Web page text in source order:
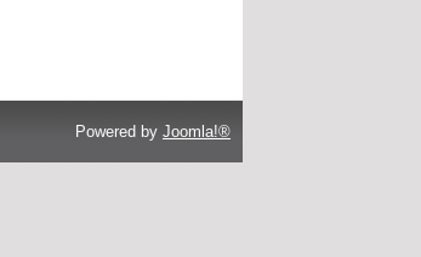
Powered by Joomla!®